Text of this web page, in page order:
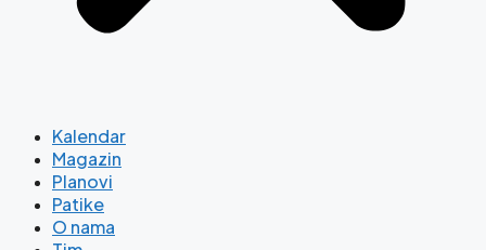
Kalendar
Magazin
Planovi
Patike
O nama